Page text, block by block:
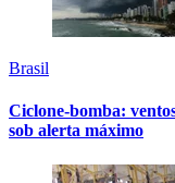
Brasil
Ciclone-bomba:
sob alerta máximo